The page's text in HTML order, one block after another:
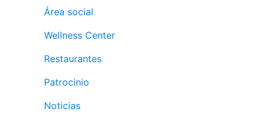
Wellness Center
fisiosalud
personales
Actividades
Área social
Wellness Center
Restaurantes
Patrocinio
Noticias